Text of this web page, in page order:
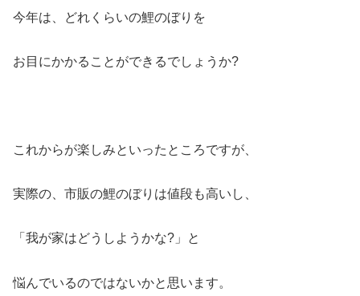
今年は、どれくらいの鯉のぼりを
お目にかかることができるでしょうか?
これからが楽しみといったところですが、
実際の、市販の鯉のぼりは値段も高いし、
「我が家はどうしようかな?」と
悩んでいるのではないかと思います。